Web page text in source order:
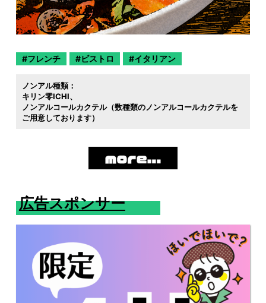
フレンチ ビストロ イタリアン
ノンアル種類：
キリン零ICHI
ノンアルコールカクテル（数種類のノンアルコールカクテルを
ご用意しております）
広告スポンサー